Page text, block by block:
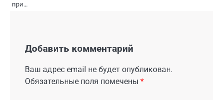
при…
Добавить комментарий
Ваш адрес email не будет опубликован.
Обязательные поля помечены *